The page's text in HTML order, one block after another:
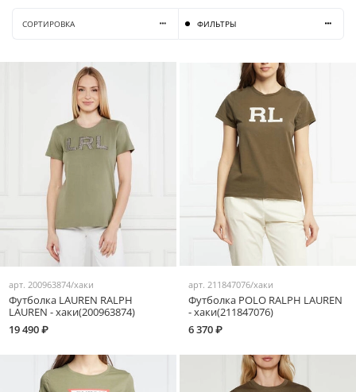
СОРТИРОВКА ФИЛЬТРЫ
арт.200963874/хаки
Футболка LAUREN RALPH
LAUREN - хаки(200963874)
19 490 ₽
арт. 211847076/хаки
Футболка POLO RALPH LAUREN
- хаки(211847076)
6 370 ₽